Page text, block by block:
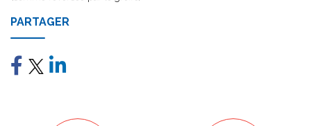
PARTAGER